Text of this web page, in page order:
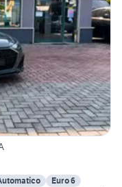
Euro 6